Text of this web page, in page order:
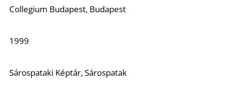
Collegium Budapest, Budapest
1999
Sárospataki Képtár, Sárospatak